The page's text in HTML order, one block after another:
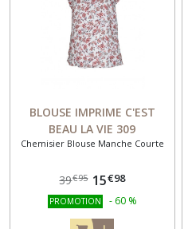
BLOUSE IMPRIME C'EST
BEAU LA VIE 309
Chemisier Blouse Manche Courte
39€95 15€98
PROMOTION - 60 %